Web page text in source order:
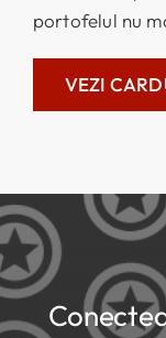
portofelul nu
VEZI